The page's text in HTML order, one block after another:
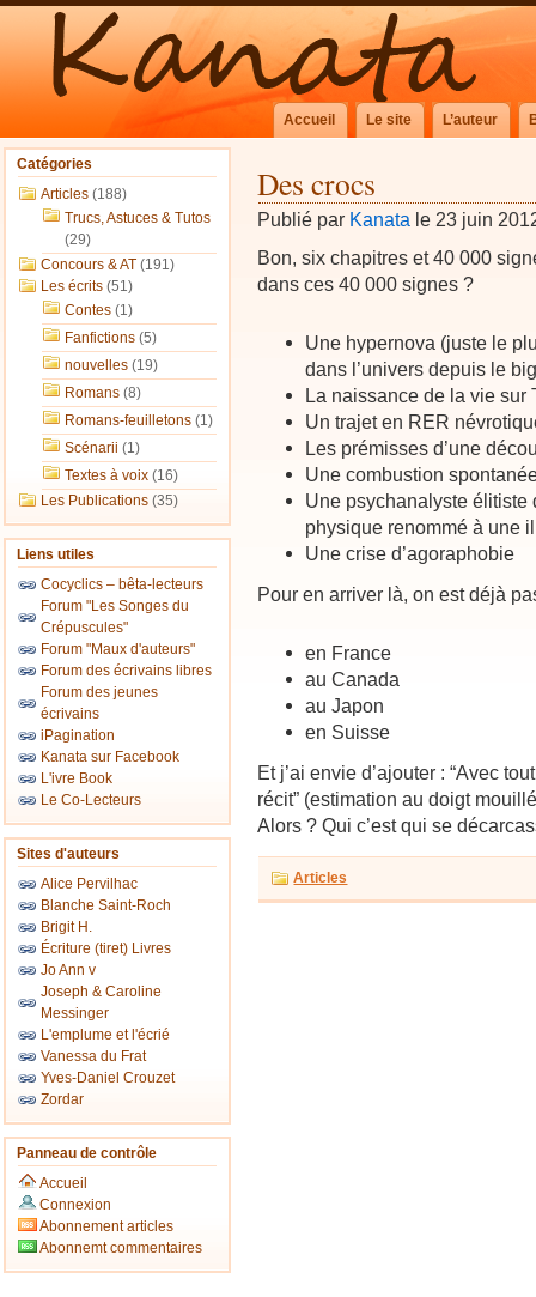
Accueil Le site L’auteur
Catégories
Articles (188)
Trucs, Astuces & Tutos
(29)
Concours & AT (191)
Les écrits (51)
Contes (1)
Fanfictions (5)
nouvelles (19)
Romans (8)
Romans-feuilletons (1)
Scénarii (1)
Textes à voix (16)
Les Publications (35)
Liens utiles
Cocyclics – bêta-lecteurs
Forum "Les Songes du
Crépuscules"
Forum "Maux d'auteurs"
Forum des écrivains libres
Forum des jeunes
écrivains
iPagination
Kanata sur Facebook
L'ivre Book
Le Co-Lecteurs
Sites d'auteurs
Alice Pervilhac
Blanche Saint-Roch
Brigit H.
Écriture (tiret) Livres
Jo Ann v
Joseph & Caroline
Messinger
L'emplume et l'écrié
Vanessa du Frat
Yves-Daniel Crouzet
Zordar
Panneau de contrôle
Accueil
Connexion
Abonnement articles
Abonnemt commentaires
Des crocs
Publié par Kanata le 23 juin
Bon, six chapitres et 40 000
dans ces 40 000 signes ?
Une hypernova (juste le
dans l’univers depuis le
La naissance de la vie sur
Un trajet en RER
Les prémisses d’une
Une combustion
Une psychanalyste élitiste
physique renommé à une
Une crise d’agoraphobie
Pour en arriver là, on est déjà
en France
au Canada
au Japon
en Suisse
Et j’ai envie d’ajouter : “Avec
récit” (estimation au doigt
Alors ? Qui c’est qui se
Articles